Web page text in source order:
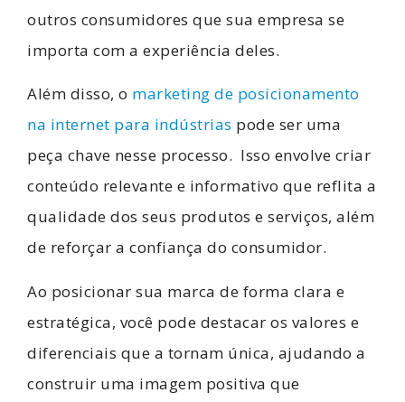
outros consumidores que sua empresa se
importa com a experiência deles.
Além disso, o marketing de posicionamento
na internet para indústrias pode ser uma
peça chave nesse processo. Isso envolve criar
conteúdo relevante e informativo que reflita a
qualidade dos seus produtos e serviços, além
de reforçar a confiança do consumidor.
Ao posicionar sua marca de forma clara e
estratégica, você pode destacar os valores e
diferenciais que a tornam única, ajudando a
construir uma imagem positiva que